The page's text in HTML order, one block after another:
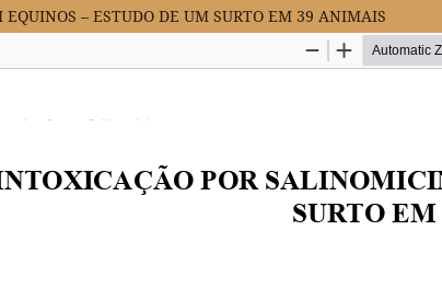
– ESTUDO DE UM SURTO EM 39 ANIMAIS